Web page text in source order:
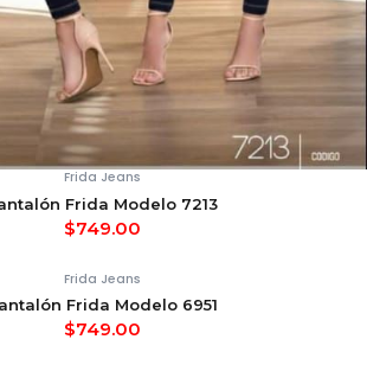
Frida Jeans
Frida Modelo 7213
$749.00
Frida Jeans
Frida Modelo 6951
$749.00